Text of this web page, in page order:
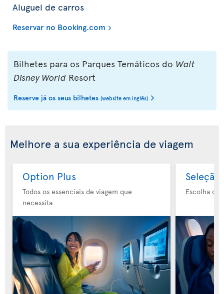
Aluguel de carros
Reservar no Booking.com
Bilhetes para os Parques Temáticos do Walt
Disney World Resort
Reserve já os seus bilhetes (website em inglês)
Melhore a sua experiência de viagem
Option Plus
Todos os essenciais de viagem que
necessita
Escolha o